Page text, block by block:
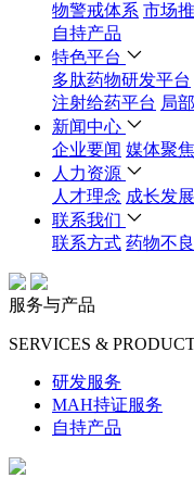
物警戒体系 市场
自持产品
特色平台
多肽药物研发平台
注射给药平台 局
新闻中心
企业要闻 媒体聚焦
人力资源
人才理念 成长发展
联系我们
联系方式 药物不
服务与产品
SERVICES &
研发服务
MAH持证服务
自持产品